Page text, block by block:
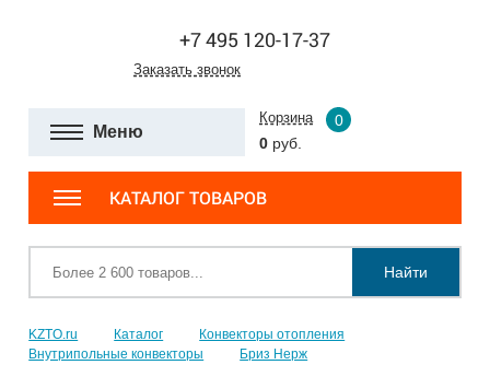
+7 495 120-17-37
Заказать звонок
Меню
Корзина
0
0 руб.
КАТАЛОГ ТОВАРОВ
Найти
KZTO.ru Каталог
Конвекторы отопления
Внутрипольные конвекторы
Бриз Нерж